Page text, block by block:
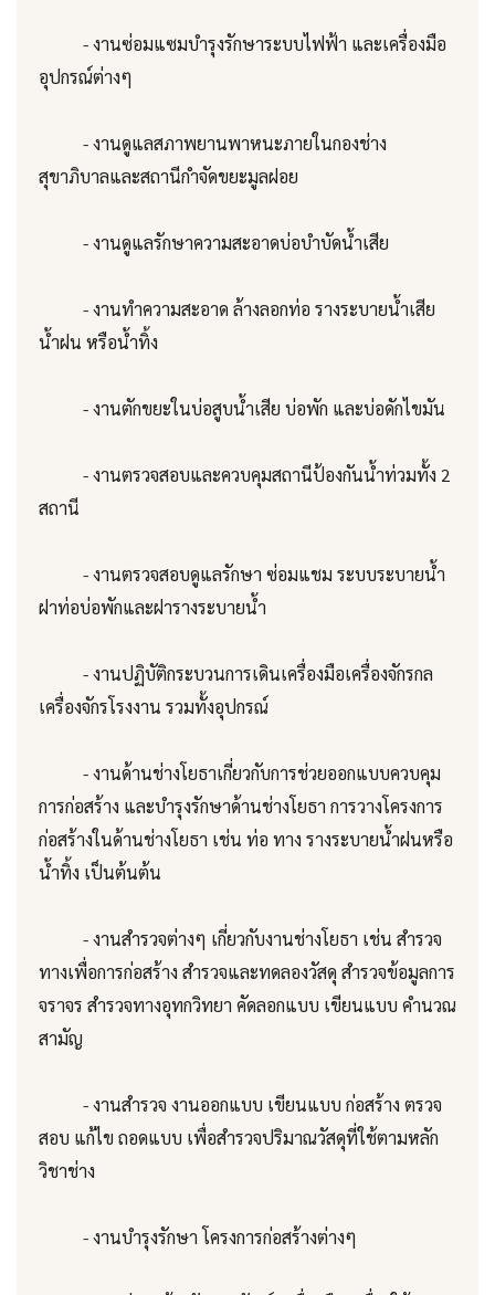
- งานซ่อมแซมบำรุงรักษาระบบไฟฟ้า และเครื่องมือ
อุปกรณ์ต่างๆ
- งานดูแลสภาพยานพาหนะภายในกองช่าง
สุขาภิบาลและสถานีกำจัดขยะมูลฝอย
- งานดูแลรักษาความสะอาดบ่อบำบัดน้ำเสีย
- งานทำความสะอาด ล้างลอกท่อ รางระบายน้ำเสีย
น้ำฝน หรือน้ำทิ้ง
- งานตักขยะในบ่อสูบน้ำเสีย บ่อพัก และบ่อดักไขมัน
- งานตรวจสอบและควบคุมสถานีป้องกันน้ำท่วมทั้ง 2
สถานี
- งานตรวจสอบดูแลรักษา ซ่อมแชม ระบบระบายน้ำ
ฝาท่อบ่อพักและฝารางระบายน้ำ
- งานปฏิบัติกระบวนการเดินเครื่องมือเครื่องจักรกล
เครื่องจักรโรงงาน รวมทั้งอุปกรณ์
- งานด้านช่างโยธาเกี่ยวกับการช่วยออกแบบควบคุม
การก่อสร้าง และบำรุงรักษาด้านช่างโยธา การวางโครงการ
ก่อสร้างในด้านช่างโยธา เช่น ท่อ ทาง รางระบายน้ำฝนหรือ
น้ำทิ้ง เป็นต้นต้น
- งานสำรวจต่างๆ เกี่ยวกับงานช่างโยธา เช่น สำรวจ
ทางเพื่อการก่อสร้าง สำรวจและทดลองวัสดุ สำรวจข้อมูลการ
จราจร สำรวจทางอุทกวิทยา คัดลอกแบบ เขียนแบบ คำนวณ
สามัญ
- งานสำรวจ งานออกแบบ เขียนแบบ ก่อสร้าง ตรวจ
สอบ แก้ไข ถอดแบบ เพื่อสำรวจปริมาณวัสดุที่ใช้ตามหลัก
วิชาช่าง
- งานบำรุงรักษา โครงการก่อสร้างต่างๆ